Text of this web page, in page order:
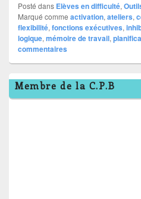
Posté dans Elèves en difficulté,
Marqué comme activation, ateliers,
flexibilité, fonctions exécutives,
logique, mémoire de travail,
commentaires
Zone
principale
de
Membre de la C.P.B